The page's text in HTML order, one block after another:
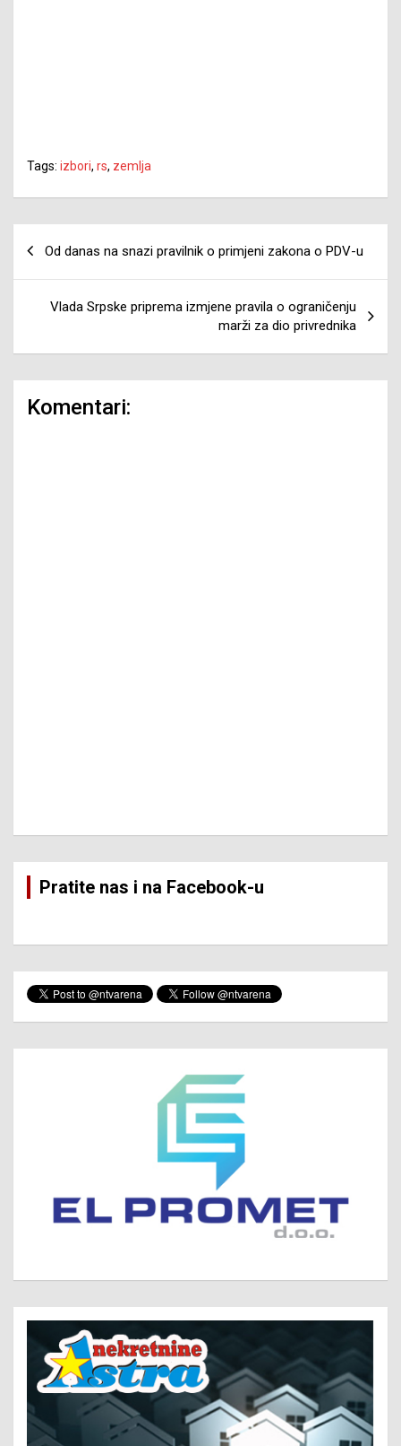
Tags: izbori, rs, zemlja
Od danas na snazi pravilnik o primjeni zakona o PDV-u
Vlada Srpske priprema izmjene pravila o ograničenju
marži za dio privrednika
Komentari:
Pratite nas i na Facebook-u